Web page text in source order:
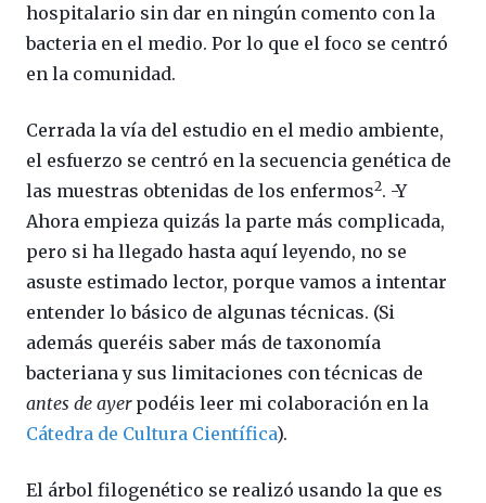
hospitalario sin dar en ningún comento con la
bacteria en el medio. Por lo que el foco se centró
en la comunidad.
Cerrada la vía del estudio en el medio ambiente,
el esfuerzo se centró en la secuencia genética de
las muestras obtenidas de los enfermos2. -Y
Ahora empieza quizás la parte más complicada,
pero si ha llegado hasta aquí leyendo, no se
asuste estimado lector, porque vamos a intentar
entender lo básico de algunas técnicas. (Si
además queréis saber más de taxonomía
bacteriana y sus limitaciones con técnicas de
antes de ayerpodéis leer mi colaboración en la
Cátedra de Cultura Científica).
El árbol filogenético se realizó usando la que es